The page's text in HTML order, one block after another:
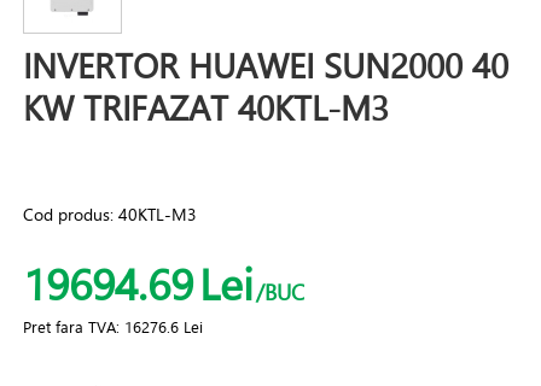
INVERTOR HUAWEI SUN2000 40
KW TRIFAZAT 40KTL-M3
Cod produs:40KTL-M3
19694.69Lei/BUC
Pret fara TVA: 16276.6 Lei